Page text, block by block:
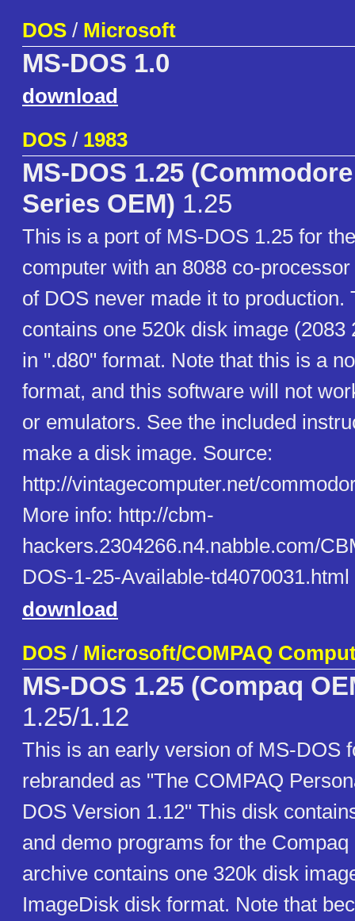
DOS / Microsoft
MS-DOS 1.0
download
DOS / 1983
MS-DOS 1.25
Series OEM) 1.25
This is a port of MS-DOS 1.25 for
computer with an 8088 co-
of DOS never made it to production.
contains one 520k disk image (2083
in ".d80" format. Note that this is a
format, and this software will not
or emulators. See the included
make a disk image. Source:
http://vintagecomputer.net/
More info: http://cbm-
hackers.2304266.n4.nabble.com/
DOS-1-25-Available-td4070031.html
download
DOS / Microsoft/COMPAQ
MS-DOS 1.25 (Compaq
1.25/1.12
This is an early version of MS-DOS
rebranded as "The COMPAQ
DOS Version 1.12" This disk
and demo programs for the
archive contains one 320k disk
ImageDisk disk format. Note that